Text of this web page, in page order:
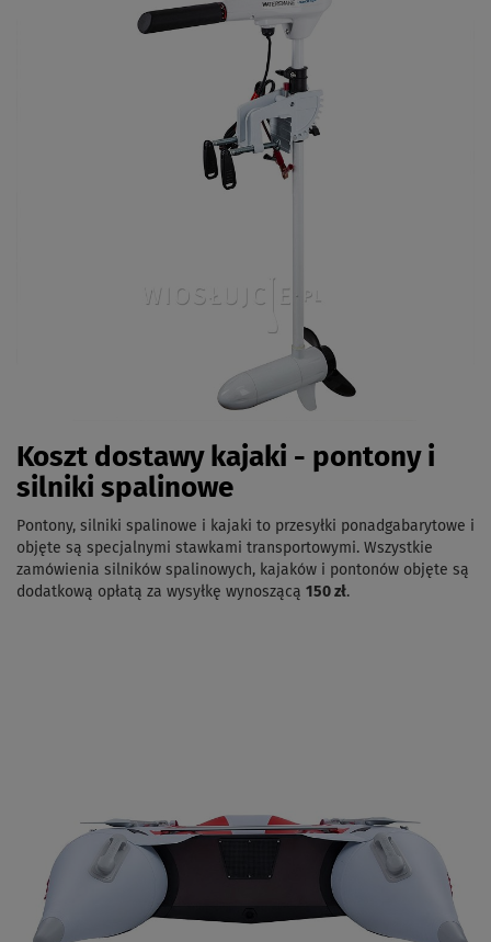
Koszt dostawy kajaki - pontony i
silniki spalinowe
Pontony, silniki spalinowe i kajaki to przesyłki ponadgabarytowe i
objęte są specjalnymi stawkami transportowymi. Wszystkie
zamówienia silników spalinowych, kajaków i pontonów objęte są
dodatkową opłatą za wysyłkę wynoszącą 150 zł.